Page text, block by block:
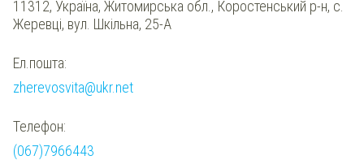
11312, Україна, Житомирська обл., Коростенський р-н, с.
Жеревці, вул. Шкільна, 25-А
Ел.пошта:
zherevosvita@ukr.net
Телефон:
(067)7966443